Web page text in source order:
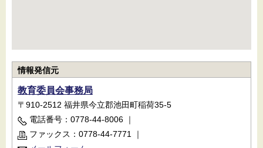
情報発信元
教育委員会事務局
〒910-2512 福井県今立郡池田町稲荷35-5
電話番号：0778-44-8006 ｜
ファックス：0778-44-7771
｜